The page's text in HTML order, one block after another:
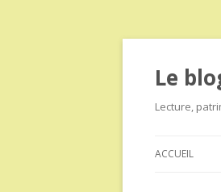
Le
Lecture,
ACCUEIL